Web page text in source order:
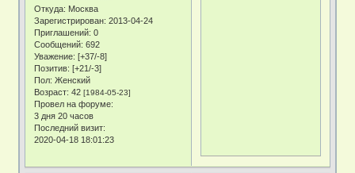
Откуда: Москва
Зарегистрирован: 2013-04-24
Приглашений: 0
Сообщений: 692
Уважение: [+37/-8]
Позитив: [+21/-3]
Пол: Женский
Возраст: 42[1984-05-23]
Провел на форуме:
3 дня 20 часов
Последний визит:
2020-04-18 18:01:23